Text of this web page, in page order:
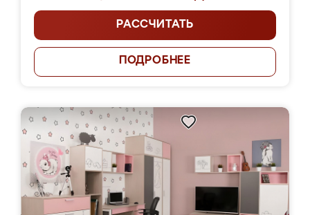
РАССЧИТАТЬ
ПОДРОБНЕЕ